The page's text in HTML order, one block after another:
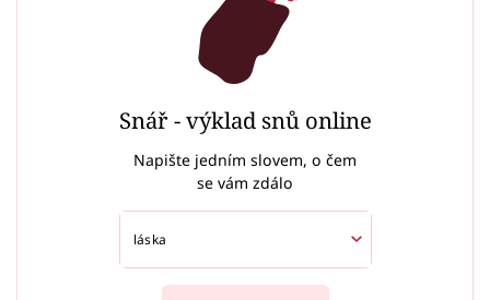
Snář - výklad snů online
Napište jedním slovem, o čem
se vám zdálo